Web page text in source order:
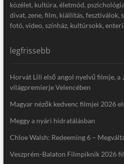
közélet, kultúra, életmód,
divat, zene, film, kiállítás, fesztiválok,
fotó, video, színház, kultúrsokk,
legfrissebb
Horvát Lili első angol nyelvű filmje, a
világpremierje Velencében
Magyar nézők kedvenc filmjei 2026
Meggy a nyári hidratálásban
Chloe Walsh: Redeeming 6 –
Veszprém-Balaton Filmpiknik 2026